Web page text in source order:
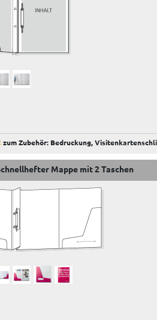
zum Zubehör: Bedruckung,
Mappe mit 2 Taschen